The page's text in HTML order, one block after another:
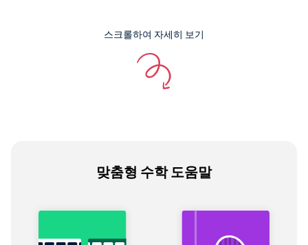
스크롤하여 자세히 보기
맞춤형 수학 도움말